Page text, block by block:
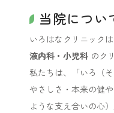
当院につい
いろはなクリニック
液内科・小児科 のク
私たちは、「いろ（
やさしさ・本来の健
ような支え合いの心